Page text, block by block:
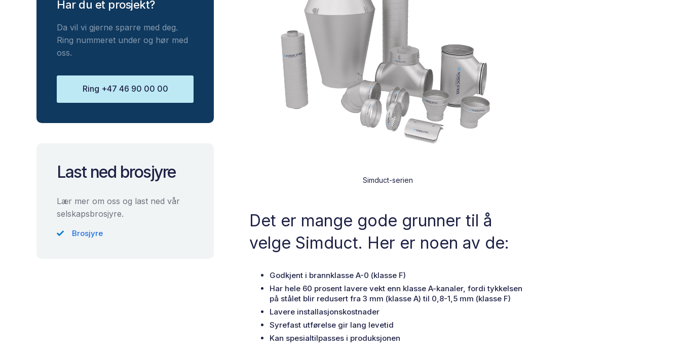
Har du et prosjekt?
Da vil vi gjerne sparre med deg.
Ring nummeret under og hør med
oss.
Ring +47 46 90 00 00
Last ned brosjyre
Lær mer om oss og last ned vår
selskapsbrosjyre.
Brosjyre
Simduct-serien
Det er mange gode grunner til å
velge Simduct. Her er noen av de:
Godkjent i brannklasse A-0 (klasse F)
Har hele 60 prosent lavere vekt enn klasse A-kanaler, fordi tykkelsen
på stålet blir redusert fra 3 mm (klasse A) til 0,8-1,5 mm (klasse F)
Lavere installasjonskostnader
Syrefast utførelse gir lang levetid
Kan spesialtilpasses i produksjonen